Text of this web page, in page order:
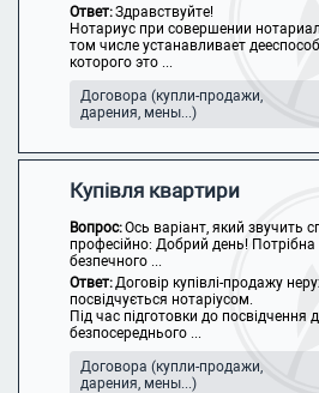
Ответ:Здравствуйте!
Нотариус при совершении
том числе устанавливает
которого это ...
Договора (купли-продажи,
дарения, мены...)
Купівля квартири
Вопрос:Ось варіант, який звучить
професійно: Добрий день!
безпечного ...
Ответ:Договір купівлі-продажу
посвідчується нотаріусом.
Під час підготовки до посвідчення
безпосереднього ...
Договора (купли-продажи,
дарения, мены...)